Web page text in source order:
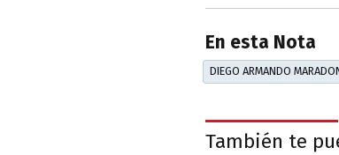
En esta Nota
DIEGO ARMANDO
También te